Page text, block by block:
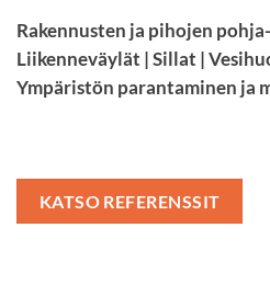
Rakennusten ja pihojen
Liikenneväylät | Sillat |
Ympäristön parantaminen ja
KATSO REFERENSSIT